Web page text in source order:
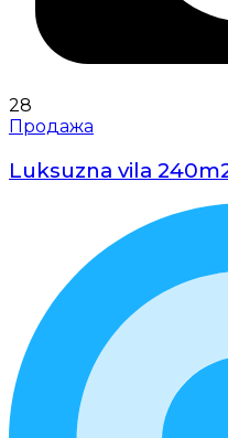
28
Продажа
Luksuzna vila